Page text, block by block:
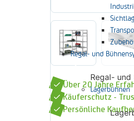
Regal- und
Regal- und
Lagerbühnen
Über 20 Jahre
Käuferschutz -
Persönliche